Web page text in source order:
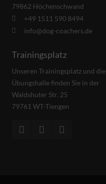
79862 Höchenschwand
+49 1511 590 8494
info@dog-coachers.de
Trainingsplatz
Unseren Trainingsplatz und die
Übungshalle finden Sie in der
Waldshuter Str. 25
79761 WT-Tiengen